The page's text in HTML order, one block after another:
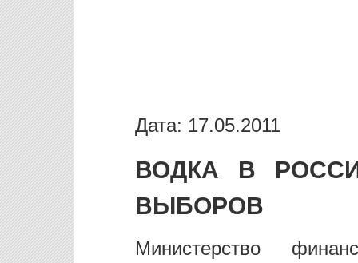
Дата: 17.05.2011
ВОДКА В
ВЫБОРОВ
Министерство